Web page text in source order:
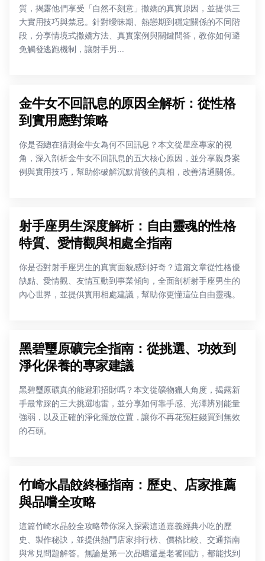
質，揭露他們享受「自然不刻意」撒嬌的真實原因，並提供三
大實用技巧與禁忌。針對曖昧期、熱戀期到穩定關係的不同階
段，分享情境式撒嬌方法、真實案例與關鍵問答，教你如何避
免觸發逃跑機制，讓射手男...
金牛女不回訊息的原因全解析：從性格
到實用應對策略
你是否總在猜測金牛女為何不回訊息？本文從星座專家的視
角，深入剖析金牛女不回訊息的五大核心原因，並分享親身案
例與實用技巧，幫助你破解沉默背後的真相，改善溝通關係。
射手座男生深度解析：自由靈魂的性格
特質、愛情觀與相處全指南
你是否對射手座男生的真實面貌感到好奇？這篇文章從性格優
缺點、愛情觀、友情互動到事業傾向，全面剖析射手座男生的
內心世界，並提供實用相處建議，幫助你更懂這位自由靈魂。
黑碧璽原礦完全指南：從挑選、功效到
淨化保養的專家建議
黑碧璽原礦真的能避邪招財嗎？本文從礦物獵人角度，揭露新
手最常踩的三大挑選地雷，並分享如何靠手感、光澤辨別能量
強弱，以及正確的淨化擺放位置，讓你不再花冤枉錢買到無效
的石頭。
竹崎水晶餃終極指南：歷史、店家推薦
與品嚐全攻略
這篇竹崎水晶餃全攻略帶你深入探索這道嘉義經典小吃的歷
史、製作秘訣，並提供熱門店家排行榜、價格比較、交通指南
與常見問題解答。無論是第一次品嚐還是老饕回訪，都能找到